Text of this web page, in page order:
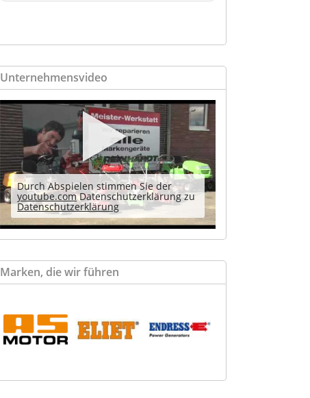
Unternehmensvideo
Durch Abspielen stimmen Sie der
youtube.comDatenschutzerklärung zu
Datenschutzerklärung
Marken, die wir führen